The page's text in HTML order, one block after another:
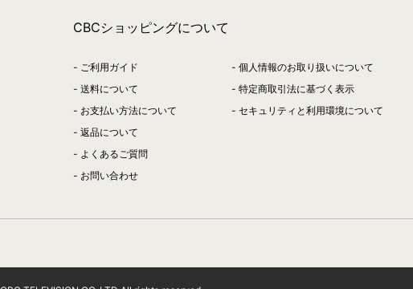
CBCショッピングについて
ご利用ガイド
送料について
お支払い方法について
返品について
よくあるご質問
お問い合わせ
個人情報のお取り扱いについて
特定商取引法に基づく表示
セキュリティと利用環境について